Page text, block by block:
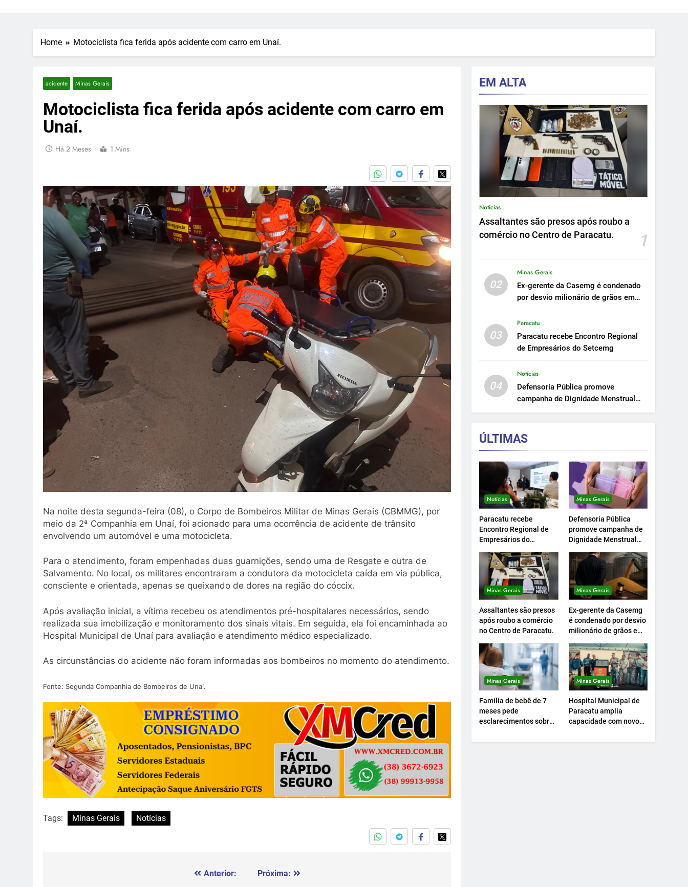
Home Motociclista fica ferida após acidente com carro em Unaí.
acidente Minas Gerais
Motociclista fica ferida após acidente com carro em
Unaí.
Há 2 Meses 1 Mins
Na noite desta segunda-feira (08), o Corpo de Bombeiros Militar de Minas Gerais (CBMMG), por
meio da 2ª Companhia em Unaí, foi acionado para uma ocorrência de acidente de trânsito
envolvendo um automóvel e uma motocicleta.
Para o atendimento, foram empenhadas duas guarnições, sendo uma de Resgate e outra de
Salvamento. No local, os militares encontraram a condutora da motocicleta caída em via pública,
consciente e orientada, apenas se queixando de dores na região do cóccix.
Após avaliação inicial, a vítima recebeu os atendimentos pré-hospitalares necessários, sendo
realizada sua imobilização e monitoramento dos sinais vitais. Em seguida, ela foi encaminhada ao
Hospital Municipal de Unaí para avaliação e atendimento médico especializado.
As circunstâncias do acidente não foram informadas aos bombeiros no momento do atendimento.
Fonte: Segunda Companhia de Bombeiros de Unaí.
Tags: Minas Gerais Notícias
Anterior:
Próxima:
EM ALTA
Notícias
Assaltantes são presos após roubo a
comércio no Centro de Paracatu.
1
02
Minas Gerais
Ex-gerente da Casemg é condenado
por desvio milionário de grãos em
03
Paracatu
Paracatu recebe Encontro Regional
de Empresários do Setcemg
04
Notícias
Defensoria Pública promove
campanha de Dignidade Menstrual
em Minas.
ÚLTIMAS
Notícias
Paracatu recebe
Encontro Regional de
Empresários do
Minas Gerais
Defensoria Pública
promove campanha de
Dignidade Menstrual
Minas Gerais
Assaltantes são presos
após roubo a comércio
no Centro de Paracatu.
Minas Gerais
Ex-gerente da Casemg
é condenado por desvio
milionário de grãos em
Minas Gerais
Família de bebê de 7
meses pede
esclarecimentos sobre
transferência
Minas Gerais
Hospital Municipal de
Paracatu amplia
capacidade com novo